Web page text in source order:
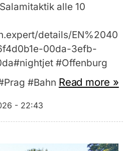
alle 10
details/EN%2040
00da-3efb-
#Offenburg
#Bahn Read more »
- 22:43